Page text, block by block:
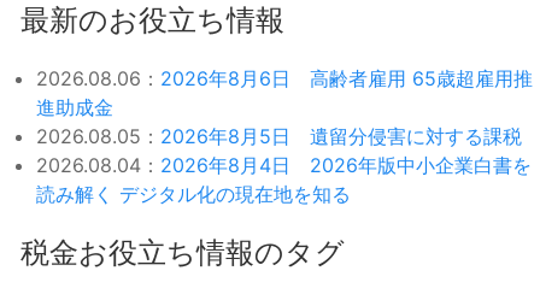
最新のお役立ち情報
2026.08.06： 2026年8月6日 高齢者雇用 65歳超雇用推
進助成金
2026.08.05： 2026年8月5日 遺留分侵害に対する課税
2026.08.04： 2026年8月4日 2026年版中小企業白書を
読み解く デジタル化の現在地を知る
税金お役立ち情報のタグ